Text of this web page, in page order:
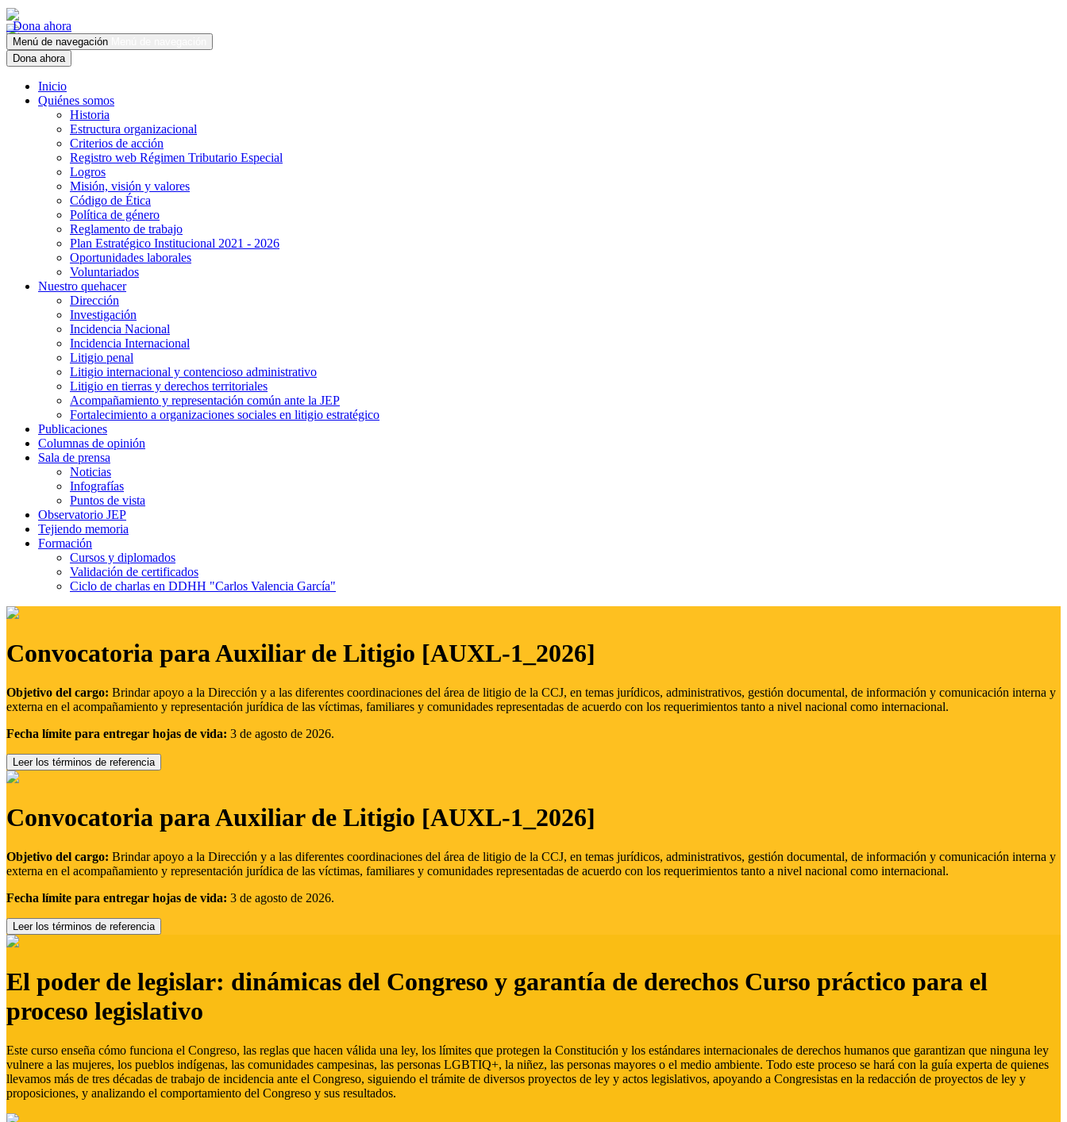
Dona ahora
Menú de navegación
Dona ahora
Inicio
Quiénes somos
Historia
Estructura organizacional
Criterios de acción
Registro web Régimen Tributario Especial
Logros
Misión, visión y valores
Código de Ética
Política de género
Reglamento de trabajo
Plan Estratégico Institucional 2021 - 2026
Oportunidades laborales
Voluntariados
Nuestro quehacer
Dirección
Investigación
Incidencia Nacional
Incidencia Internacional
Litigio penal
Litigio internacional y contencioso administrativo
Litigio en tierras y derechos territoriales
Acompañamiento y representación común ante la JEP
Fortalecimiento a organizaciones sociales en litigio estratégico
Publicaciones
Columnas de opinión
Sala de prensa
Noticias
Infografías
Puntos de vista
Observatorio JEP
Tejiendo memoria
Formación
Cursos y diplomados
Validación de certificados
Ciclo de charlas en DDHH "Carlos Valencia García"
Convocatoria para Auxiliar de Litigio [AUXL-1_2026]
Objetivo del cargo: Brindar apoyo a la Dirección y a las diferentes coordinaciones del área de litigio de la CCJ, en temas jurídicos, administrativos, gestión documental, de información y comunicación interna y
externa en el acompañamiento y representación jurídica de las víctimas, familiares y comunidades representadas de acuerdo con los requerimientos tanto a nivel nacional como internacional.
Fecha límite para entregar hojas de vida: 3 de agosto de 2026.
Leer los términos de referencia
Convocatoria para Auxiliar de Litigio [AUXL-1_2026]
Objetivo del cargo: Brindar apoyo a la Dirección y a las diferentes coordinaciones del área de litigio de la CCJ, en temas jurídicos, administrativos, gestión documental, de información y comunicación interna y
externa en el acompañamiento y representación jurídica de las víctimas, familiares y comunidades representadas de acuerdo con los requerimientos tanto a nivel nacional como internacional.
Fecha límite para entregar hojas de vida: 3 de agosto de 2026.
Leer los términos de referencia
El poder de legislar: dinámicas del Congreso y garantía de derechos Curso práctico para el
proceso legislativo
Este curso enseña cómo funciona el Congreso, las reglas que hacen válida una ley, los límites que protegen la Constitución y los estándares internacionales de derechos humanos que garantizan que ninguna ley
vulnere a las mujeres, los pueblos indígenas, las comunidades campesinas, las personas LGBTIQ+, la niñez, las personas mayores o el medio ambiente. Todo este proceso se hará con la guía experta de quienes
llevamos más de tres décadas de trabajo de incidencia ante el Congreso, siguiendo el trámite de diversos proyectos de ley y actos legislativos, apoyando a Congresistas en la redacción de proyectos de ley y
proposiciones, y analizando el comportamiento del Congreso y sus resultados.